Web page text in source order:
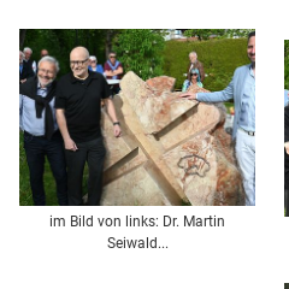
im Bild von links: Dr. Martin
Seiwald...